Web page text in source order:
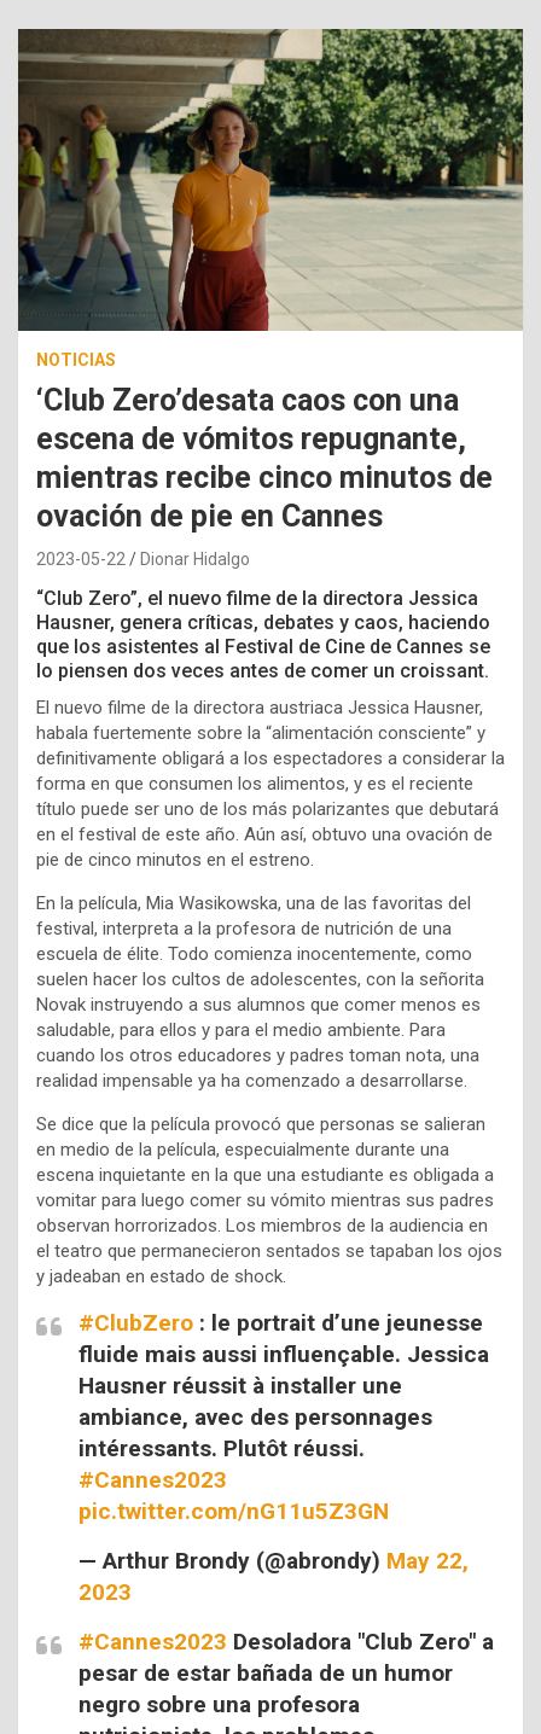
NOTICIAS
‘Club Zero’desata caos con una
escena de vómitos repugnante,
mientras recibe cinco minutos de
ovación de pie en Cannes
2023-05-22 Dionar Hidalgo
“Club Zero”, el nuevo filme de la directora Jessica
Hausner, genera críticas, debates y caos, haciendo
que los asistentes al Festival de Cine de Cannes se
lo piensen dos veces antes de comer un croissant.
El nuevo filme de la directora austriaca Jessica Hausner,
habala fuertemente sobre la “alimentación consciente” y
definitivamente obligará a los espectadores a considerar la
forma en que consumen los alimentos, y es el reciente
título puede ser uno de los más polarizantes que debutará
en el festival de este año. Aún así, obtuvo una ovación de
pie de cinco minutos en el estreno.
En la película, Mia Wasikowska, una de las favoritas del
festival, interpreta a la profesora de nutrición de una
escuela de élite. Todo comienza inocentemente, como
suelen hacer los cultos de adolescentes, con la señorita
Novak instruyendo a sus alumnos que comer menos es
saludable, para ellos y para el medio ambiente. Para
cuando los otros educadores y padres toman nota, una
realidad impensable ya ha comenzado a desarrollarse.
Se dice que la película provocó que personas se salieran
en medio de la película, especuialmente durante una
escena inquietante en la que una estudiante es obligada a
vomitar para luego comer su vómito mientras sus padres
observan horrorizados. Los miembros de la audiencia en
el teatro que permanecieron sentados se tapaban los ojos
y jadeaban en estado de shock.
#ClubZero : le portrait d’une jeunesse
fluide mais aussi influençable. Jessica
Hausner réussit à installer une
ambiance, avec des personnages
intéressants. Plutôt réussi.
#Cannes2023
pic.twitter.com/nG11u5Z3GN
— Arthur Brondy (@abrondy) May 22,
2023
#Cannes2023 Desoladora "Club Zero" a
pesar de estar bañada de un humor
negro sobre una profesora